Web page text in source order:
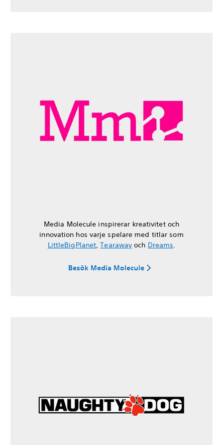
Media Molecule inspirerar kreativitet och
innovation hos varje spelare med titlar som
LittleBigPlanet,Tearaway och Dreams.
Besök Media Molecule